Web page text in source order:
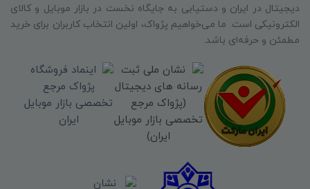
دیجیتال در ایران و دستیابی به جایگاه نخست در بازار موبایل و کالای
الکترونیکی است. ما می‌خواهیم پژواک، اولین انتخاب کاربران برای خرید
مطمئن و حرفه‌ای باشد.